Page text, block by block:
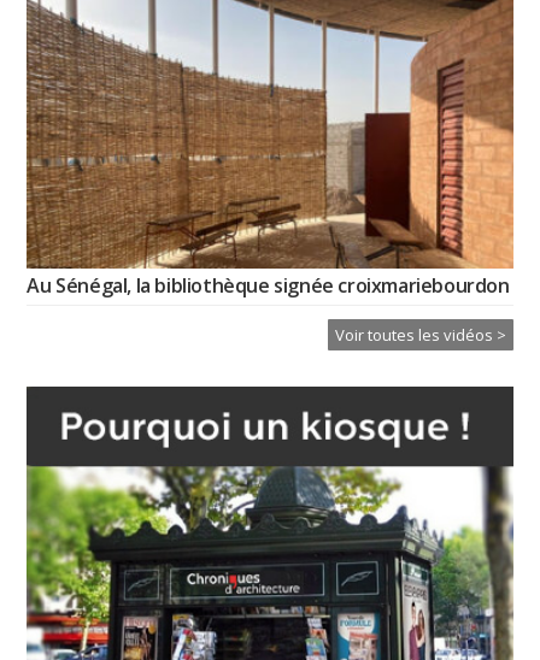
Au Sénégal, la bibliothèque signée croixmariebourdon
Voir toutes les vidéos >